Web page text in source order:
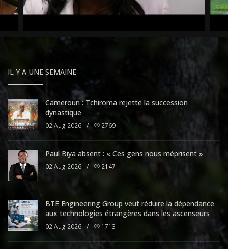
IL Y A UNE SEMAINE
Cameroun : Tchiroma rejette la succession
dynastique
02 Aug 2026 / 2769
Paul Biya absent : « Ces gens nous méprisent »
02 Aug 2026 / 2147
BTE Engineering Group veut réduire la dépendance
aux technologies étrangères dans les ascenseurs
02 Aug 2026 / 1713